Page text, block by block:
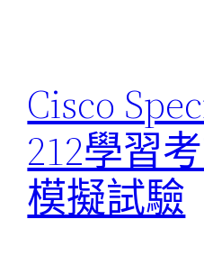
Cisco
212學習
模擬試驗